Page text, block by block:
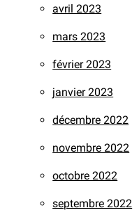
avril 2023
mars 2023
février 2023
janvier 2023
décembre 2022
novembre 2022
octobre 2022
septembre 2022